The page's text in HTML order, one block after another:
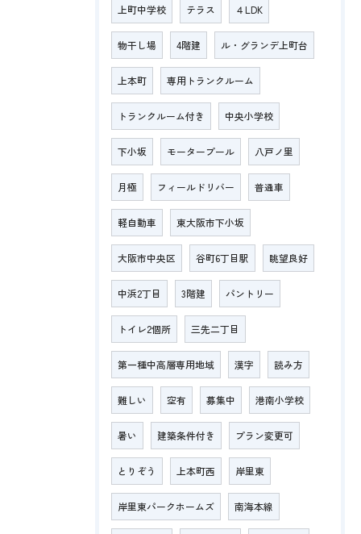
上町中学校 テラス ４LDK
物干し場 4階建 ル・グランデ上町台
上本町 専用トランクルーム
トランクルーム付き 中央小学校
下小坂 モータープール 八戸ノ里
月極 フィールドリバー 普通車
軽自動車 東大阪市下小坂
大阪市中央区 谷町6丁目駅 眺望良好
中浜2丁目 3階建 パントリー
トイレ2個所 三先二丁目
第一種中高層専用地域 漢字 読み方
難しい 空有 募集中 港南小学校
暑い 建築条件付き プラン変更可
とりぞう 上本町西 岸里東
岸里東パークホームズ 南海本線